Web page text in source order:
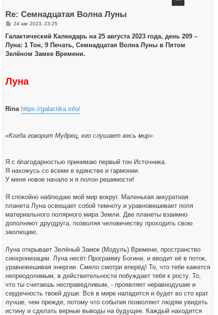
Re: Семнадцатая Волна Луны
С
о
щ
е
24 авг 2023, 23:25
Галактический Календарь на 25 августа 2023 года, день 209 –
Луна: 1 Тон, 9 Печать, Семнадцатая Волна Луны в Пятом
Зелёном Замке Времени.
Луна
Rina https://galactika.info/
«Когда говорит Мудрец, его слушает весь мир»
Я с благодарностью принимаю первый тон Источника.
Я нахожусь со всеми в единстве и гармонии.
У меня новое начало и я полон решимости!
Я спокойно наблюдаю мой мир вокруг. Маленькая аккуратная
планета Луна освещает собой темноту и уравновешивает поля
материального полярного мира Земли. Две планеты взаимно
дополняют другдруга, позволяя человечеству проходить свою
эволюцию.
Луна открывает Зелёный Замок (Модуль) Времени, пространство
синхронизации. Луна несёт Программу Богини, и вводит её в поток,
уравновешивая энергии. Смело смотри вперёд! То, что тебе кажется
непреодолимым, в действительности побуждает тебя к росту. То,
что ты считаешь несправедливым, - проявляет неравнодушие и
сердечность твоей души. Всё в мире наладится и будет во сто крат
лучше, чем прежде, потому что события позволяют людям увидеть
истину и сделать верные выводы на будущее. Каждый находится